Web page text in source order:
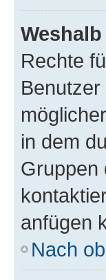
Rechte
in dem
Gruppen
anfügen
Nach